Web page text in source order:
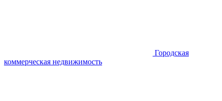
Городская
коммерческая недвижимость